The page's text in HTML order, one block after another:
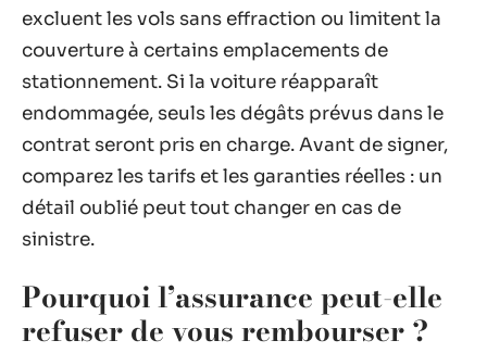
excluent les vols sans effraction ou limitent la
couverture à certains emplacements de
stationnement. Si la voiture réapparaît
endommagée, seuls les dégâts prévus dans le
contrat seront pris en charge. Avant de signer,
comparez les tarifs et les garanties réelles : un
détail oublié peut tout changer en cas de
sinistre.
Pourquoi l’assurance peut-elle
refuser de vous rembourser ?